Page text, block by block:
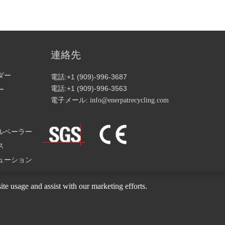
ー
ベーラー
ーション
連絡先
電話:+1 (909)-996-3687
電話:+1 (909)-996-3563
電子メール: info@enerpatrecycling.com
usage and assist with our marketing efforts.